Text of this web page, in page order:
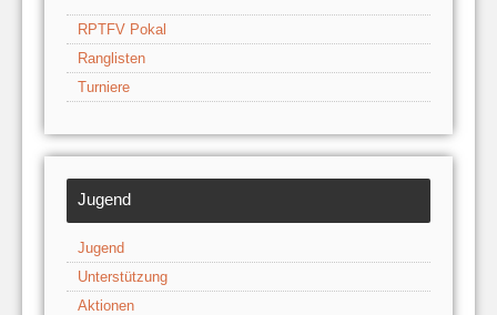
RPTFV Pokal
Ranglisten
Turniere
Jugend
Jugend
Unterstützung
Aktionen